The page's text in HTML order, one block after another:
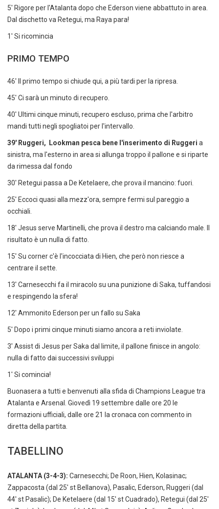
5' Rigore per l'Atalanta dopo che Ederson viene abbattuto in area.
Dal dischetto va Retegui, ma Raya para!
1' Si ricomincia
PRIMO TEMPO
46' Il primo tempo si chiude qui, a più tardi per la ripresa.
45' Ci sarà un minuto di recupero.
40' Ultimi cinque minuti, recupero escluso, prima che l'arbitro
mandi tutti negli spogliatoi per l'intervallo.
39' Ruggeri, Lookman pesca bene l'inserimento di Ruggeri a
sinistra, ma l'esterno in area si allunga troppo il pallone e si riparte
da rimessa dal fondo
30' Retegui passa a De Ketelaere, che prova il mancino: fuori.
25' Eccoci quasi alla mezz'ora, sempre fermi sul pareggio a
occhiali.
18' Jesus serve Martinelli, che prova il destro ma calciando male. Il
risultato è un nulla di fatto.
15' Su corner c'è l'incocciata di Hien, che però non riesce a
centrare il sette.
13' Carnesecchi fa il miracolo su una punizione di Saka, tuffandosi
e respingendo la sfera!
12' Ammonito Ederson per un fallo su Saka
5' Dopo i primi cinque minuti siamo ancora a reti inviolate.
3' Assist di Jesus per Saka dal limite, il pallone finisce in angolo:
nulla di fatto dai successivi sviluppi
1' Si comincia!
Buonasera a tutti e benvenuti alla sfida di Champions League tra
Atalanta e Arsenal. Giovedì 19 settembre dalle ore 20 le
formazioni ufficiali, dalle ore 21 la cronaca con commento in
diretta della partita.
TABELLINO
ATALANTA (3-4-3): Carnesecchi; De Roon, Hien, Kolasinac;
Zappacosta (dal 25' st Bellanova), Pasalic, Ederson, Ruggeri (dal
44' st Pasalic); De Ketelaere (dal 15' st Cuadrado), Retegui (dal 25'